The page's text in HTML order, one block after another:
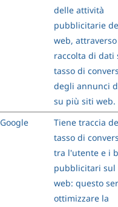
delle attività
pubblicitarie
web,
raccolta di dati
tasso di
degli annunci
su più siti web.
Google
Tiene traccia
tasso di
tra l'utente e i
pubblicitari sul
web: questo
ottimizzare la